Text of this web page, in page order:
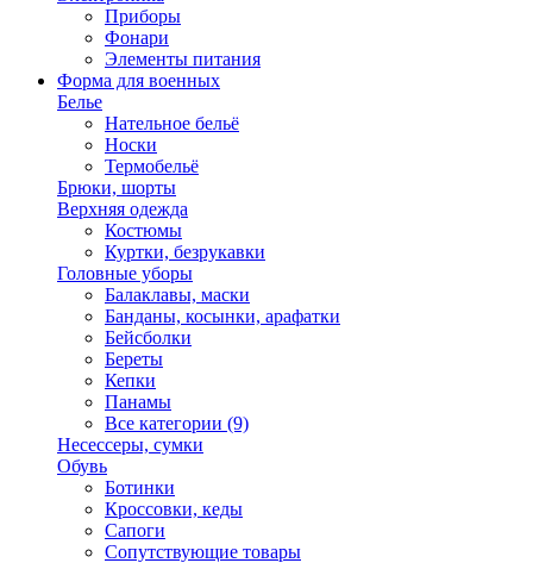
Приборы
Фонари
Элементы питания
Форма для военных
Белье
Нательное бельё
Носки
Термобельё
Брюки, шорты
Верхняя одежда
Костюмы
Куртки, безрукавки
Головные уборы
Балаклавы, маски
Банданы, косынки, арафатки
Бейсболки
Береты
Кепки
Панамы
Все категории (9)
Несессеры, сумки
Обувь
Ботинки
Кроссовки, кеды
Сапоги
Сопутствующие товары